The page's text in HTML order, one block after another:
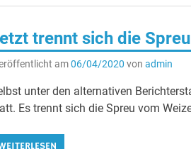
trennt sich die
am06/04/2020 von admin
unter den alternativen
Es trennt sich die Spreu vom